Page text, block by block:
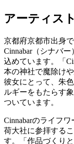
アーティス
京都府京都市出身
Cinnabar（シナバ
込めています。「
本の神社で魔除け
彼女にとって、朱
ルギーをもたらす
ついています。
Cinnabarのライフ
荷大社に参拝する
す。「作品づくり